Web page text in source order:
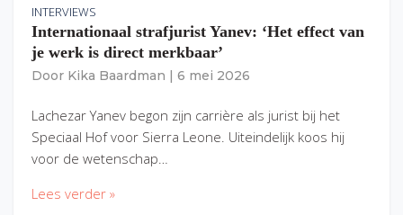
INTERVIEWS
Internationaal strafjurist Yanev: ‘Het effect van
je werk is direct merkbaar’
Door Kika Baardman 6 mei 2026
Lachezar Yanev begon zijn carrière als jurist bij het
Speciaal Hof voor Sierra Leone. Uiteindelijk koos hij
voor de wetenschap…
Lees verder »